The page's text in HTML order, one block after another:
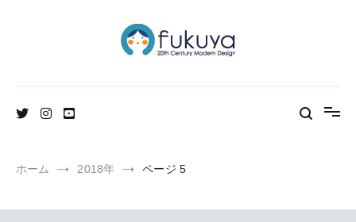
ホーム 2018年 ページ 5